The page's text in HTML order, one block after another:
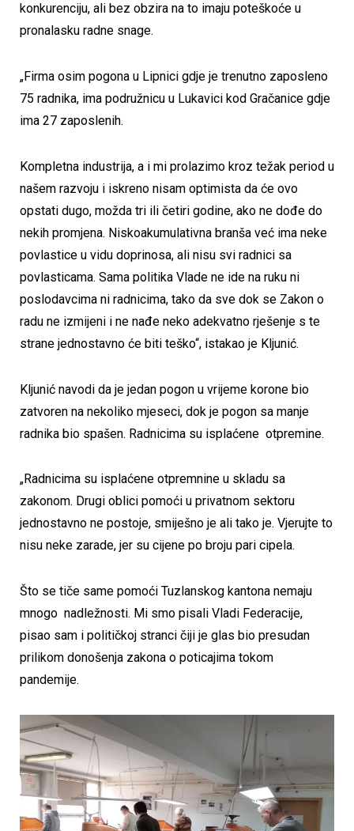
konkurenciju, ali bez obzira na to imaju poteškoće u
pronalasku radne snage.
„Firma osim pogona u Lipnici gdje je trenutno zaposleno
75 radnika, ima podružnicu u Lukavici kod Gračanice gdje
ima 27 zaposlenih.
Kompletna industrija, a i mi prolazimo kroz težak period u
našem razvoju i iskreno nisam optimista da će ovo
opstati dugo, možda tri ili četiri godine, ako ne dođe do
nekih promjena. Niskoakumulativna branša već ima neke
povlastice u vidu doprinosa, ali nisu svi radnici sa
povlasticama. Sama politika Vlade ne ide na ruku ni
poslodavcima ni radnicima, tako da sve dok se Zakon o
radu ne izmijeni i ne nađe neko adekvatno rješenje s te
strane jednostavno će biti teško“, istakao je Kljunić.
Kljunić navodi da je jedan pogon u vrijeme korone bio
zatvoren na nekoliko mjeseci, dok je pogon sa manje
radnika bio spašen. Radnicima su isplaćene otpremine.
„Radnicima su isplaćene otpremnine u skladu sa
zakonom. Drugi oblici pomoći u privatnom sektoru
jednostavno ne postoje, smiješno je ali tako je. Vjerujte to
nisu neke zarade, jer su cijene po broju pari cipela.
Što se tiče same pomoći Tuzlanskog kantona nemaju
mnogo nadležnosti. Mi smo pisali Vladi Federacije,
pisao sam i političkoj stranci čiji je glas bio presudan
prilikom donošenja zakona o poticajima tokom
pandemije.